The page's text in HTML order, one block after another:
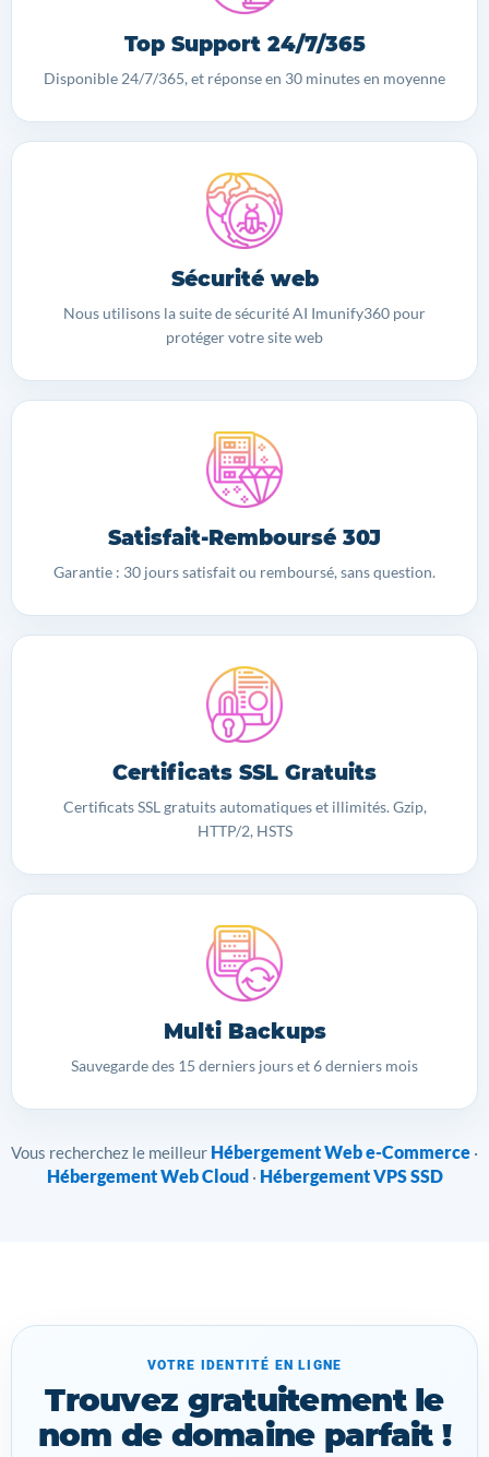
Top Support 24/7/365
Disponible 24/7/365, et réponse en 30 minutes en moyenne
Sécurité web
Nous utilisons la suite de sécurité AI Imunify360 pour
protéger votre site web
Satisfait-Remboursé 30J
Garantie : 30 jours satisfait ou remboursé, sans question.
Certificats SSL Gratuits
Certificats SSL gratuits automatiques et illimités. Gzip,
HTTP/2, HSTS
Multi Backups
Sauvegarde des 15 derniers jours et 6 derniers mois
Vous recherchez le meilleur Hébergement Web e-Commerce ·
Hébergement Web Cloud · Hébergement VPS SSD
VOTRE IDENTITÉ EN LIGNE
Trouvez gratuitement le
nom de domaine parfait !